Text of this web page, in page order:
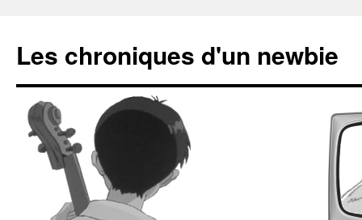
Les chroniques d'un newbie